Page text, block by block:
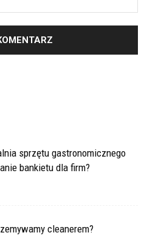
sprzętu gastronomicznego
bankietu dla firm?
cleanerem?